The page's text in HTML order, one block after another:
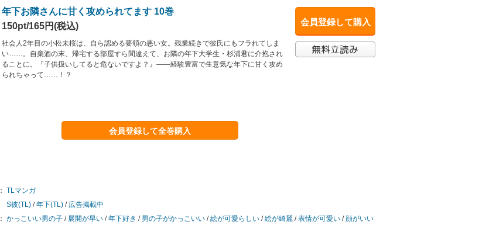
会員登録して購入
年下お隣さんに甘く攻められてます 10巻
150pt/165円(税込)
社会人2年目の小松未桜は、自ら認める要領の悪い女。残業続きで彼氏にもフラれてしま
い……。自棄酒の末、帰宅する部屋すら間違えて、お隣の年下大学生・杉浦君に介抱され
ることに。『子供扱いしてると危ないですよ？』――経験豊富で生意気な年下に甘く攻め
られちゃって……！？
会員登録して全巻購入
： TLマンガ
S彼(TL) /年下(TL) / 広告掲載中
： かっこいい男の子 / 展開が早い /年下好き / 男の子がかっこいい /絵が可愛らしい /絵が綺麗 /表情が可愛い / 顔がいい